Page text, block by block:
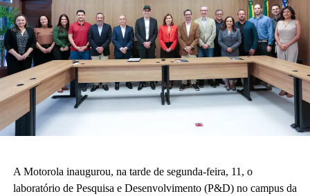
A Motorola inaugurou, na tarde de segunda-feira, 11, o
laboratório de Pesquisa e Desenvolvimento (P&D) no campus da